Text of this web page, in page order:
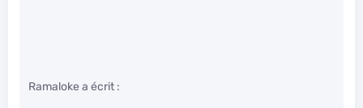
Ramaloke a écrit :